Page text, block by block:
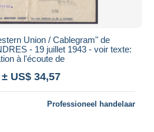
Union / Cablegram" de
- 19 juillet 1943 - voir texte:
à l'écoute de
± US$ 34,57
Professioneel handelaar